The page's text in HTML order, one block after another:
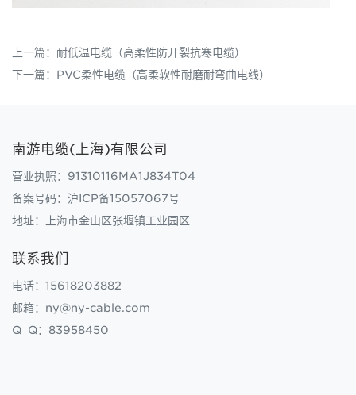
上一篇： 耐低温电缆（高柔性防开裂抗寒电缆）
下一篇： PVC柔性电缆（高柔软性耐磨耐弯曲电线）
南游电缆(上海)有限公司
营业执照：91310116MA1J834T04
备案号码： 沪ICP备15057067号
地址：上海市金山区张堰镇工业园区
联系我们
电话：15618203882
邮箱：ny@ny-cable.com
Q Q：83958450